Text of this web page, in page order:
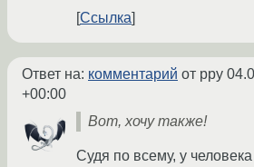
Ссылка
Ответ на: комментарий от ppy
+00:00
Вот, хочу также!
Судя по всему, у человека